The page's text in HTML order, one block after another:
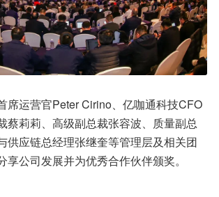
席运营官Peter Cirino、亿咖通科技CFO
蔡莉莉、高级副总裁张容波、质量副总
供应链总经理张继奎等管理层及相关团
享公司发展并为优秀合作伙伴颁奖。